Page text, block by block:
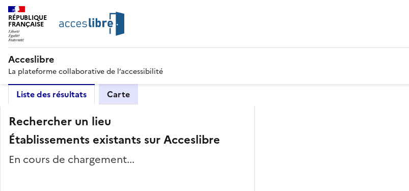
RÉPUBLIQUE
FRANÇAISE
Acceslibre
La plateforme collaborative de l’accessibilité
Liste des résultats Carte
Rechercher un lieu
Établissements existants sur Acceslibre
En cours de chargement...